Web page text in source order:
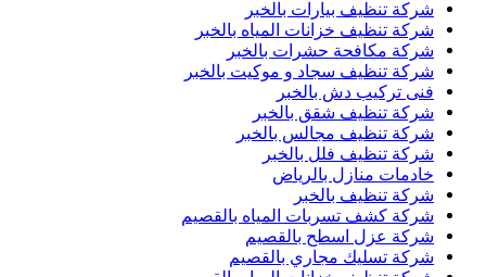
شركة تنظيف بيارات بالخبر
شركة تنظيف خزانات المياه بالخبر
شركة مكافحة حشرات بالخبر
شركة تنظيف سجاد و موكيت بالخبر
فنى تركيب دش بالخبر
شركة تنظيف شقق بالخبر
شركة تنظيف مجالس بالخبر
شركة تنظيف فلل بالخبر
خادمات منازل بالرياض
شركة تنظيف بالخبر
شركة كشف تسربات المياه بالقصيم
شركة عزل اسطح بالقصيم
شركة تسليك مجاري بالقصيم